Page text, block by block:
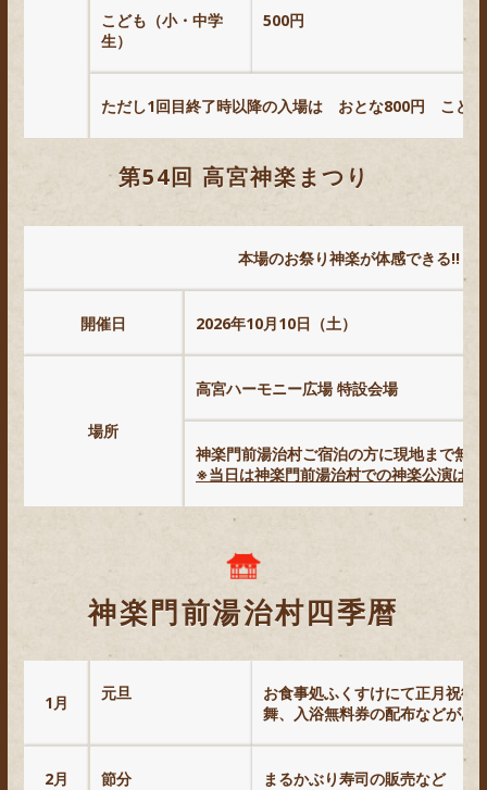
こども（小・中学
生）
500円
ただし1回目終了時以降の入場は おとな800円 こども
第54回 高宮神楽まつり
本場のお祭り神楽が体感できる!!
開催日 2026年10月10日（土）
場所
高宮ハーモニー広場 特設会場
神楽門前湯治村ご宿泊の方に現地まで無
※当日は神楽門前湯治村での神楽公演はご
神楽門前湯治村四季暦
1月 元旦
お食事処ふくすけにて正月祝御
舞、入浴無料券の配布などがあ
2月 節分 まるかぶり寿司の販売など